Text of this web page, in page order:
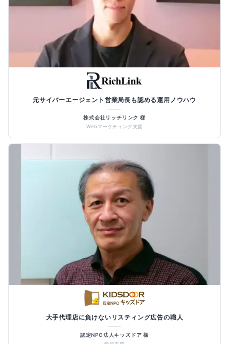
元サイバーエージェント営業局長も認める運用ノウハウ
株式会社リッチリンク 様
Webマーケティング支援
大手代理店に負けないリスティング広告の職人
認定NPO法人キッズドア 様